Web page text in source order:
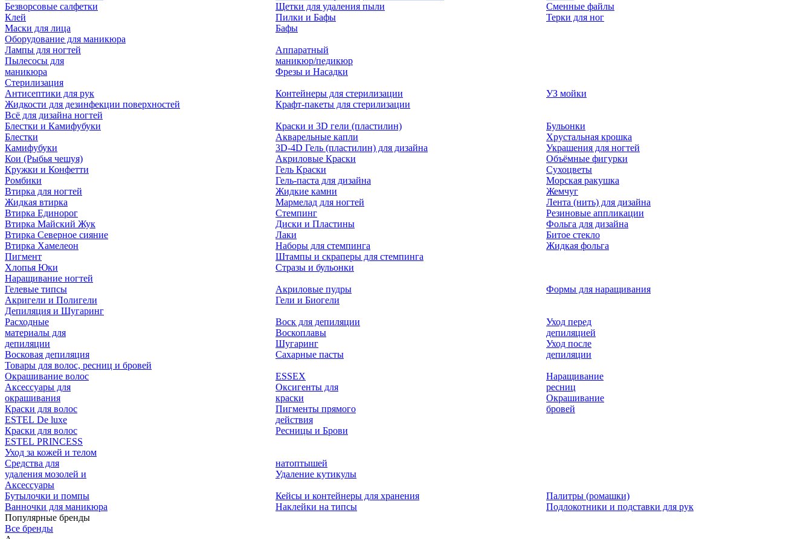
Безворсовые салфетки
Клей
Маски для лица
Щетки для удаления пыли
Пилки и Бафы
Бафы
Сменные файлы
Терки для ног
Оборудование для маникюра
Лампы для ногтей
Пылесосы для
маникюра
Аппаратный
маникюр/педикюр
Фрезы и Насадки
Стерилизация
Антисептики для рук
Жидкости для дезинфекции поверхностей
Контейнеры для стерилизации
Крафт-пакеты для стерилизации
УЗ мойки
Всё для дизайна ногтей
Блестки и Камифубуки
Блестки
Камифубуки
Кои (Рыбья чешуя)
Кружки и Конфетти
Ромбики
Втирка для ногтей
Жидкая втирка
Втирка Единорог
Втирка Майский Жук
Втирка Северное сияние
Втирка Хамелеон
Пигмент
Хлопья Юки
Краски и 3D гели (пластилин)
Акварельные капли
3D-4D Гель (пластилин) для дизайна
Акриловые Краски
Гель Краски
Гель-паста для дизайна
Жидкие камни
Мармелад для ногтей
Стемпинг
Диски и Пластины
Лаки
Наборы для стемпинга
Штампы и скраперы для стемпинга
Стразы и бульонки
Бульонки
Хрустальная крошка
Украшения для ногтей
Объёмные фигурки
Сухоцветы
Морская ракушка
Жемчуг
Лента (нить) для дизайна
Резиновые аппликации
Фольга для дизайна
Битое стекло
Жидкая фольга
Наращивание ногтей
Гелевые типсы
Акригели и Полигели
Акриловые пудры
Гели и Биогели
Формы для наращивания
Депиляция и Шугаринг
Расходные
материалы для
депиляции
Восковая депиляция
Воск для депиляции
Воскоплавы
Шугаринг
Сахарные пасты
Уход перед
депиляцией
Уход после
депиляции
Товары для волос, ресниц и бровей
Окрашивание волос
Аксессуары для
окрашивания
Краски для волос
ESTEL De luxe
Краски для волос
ESTEL PRINCESS
ESSEX
Оксигенты для
краски
Пигменты прямого
действия
Ресницы и Брови
Наращивание
ресниц
Окрашивание
бровей
Уход за кожей и телом
Средства для
удаления мозолей и
натоптышей
Удаление кутикулы
Аксессуары
Бутылочки и помпы
Ванночки для маникюра
Кейсы и контейнеры для хранения
Наклейки на типсы
Палитры (ромашки)
Подлокотники и подставки для рук
Популярные бренды
Все бренды